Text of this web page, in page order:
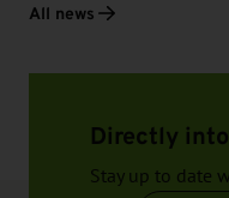
All news
Directly
Stay up to date